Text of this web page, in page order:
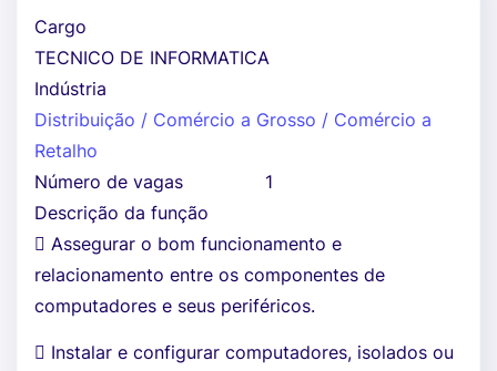
Cargo
TECNICO DE INFORMATICA
Indústria
Distribuição / Comércio a Grosso / Comércio a
Retalho
Número de vagas
1
Descrição da função
 Assegurar o bom funcionamento e
relacionamento entre os componentes de
computadores e seus periféricos.
 Instalar e configurar computadores, isolados ou